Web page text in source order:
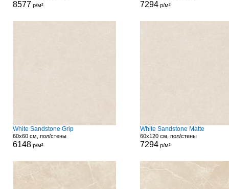
8577 р/м² 7294 р/м²
White Sandstone Grip
60x60 см, пол/стены
6148 р/м²
White Sandstone Matte
60x120 см, пол/стены
7294 р/м²